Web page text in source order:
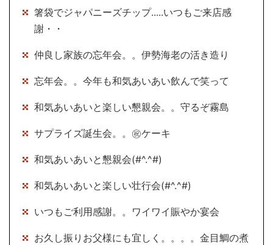
箸袋でジャパニーズチップ.....いつもご来店感
謝・・
仲良し家族の忘年会。。伊勢海老の活き造り
忘年会。。今年も和気あいあい飲んで笑って
和気あいあいと楽しい懇親会。。守るぞ霧島
サプライズ誕生会。。㊗ケーキ
和気あいあいと懇親会(#^.^#)
和気あいあいと楽しい壮行会(#^.^#)
いつもご利用感謝。。ワイワイ賑やか宴会
お久し振りお父様にも宜しく。。。。金目鯛の煮